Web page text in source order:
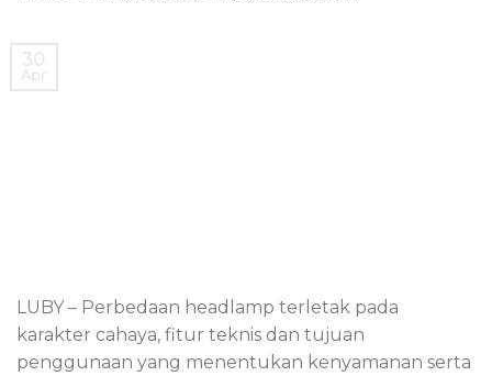
LUBY – Perbedaan headlamp terletak pada
karakter cahaya, fitur teknis dan tujuan
penggunaan yang menentukan kenyamanan serta